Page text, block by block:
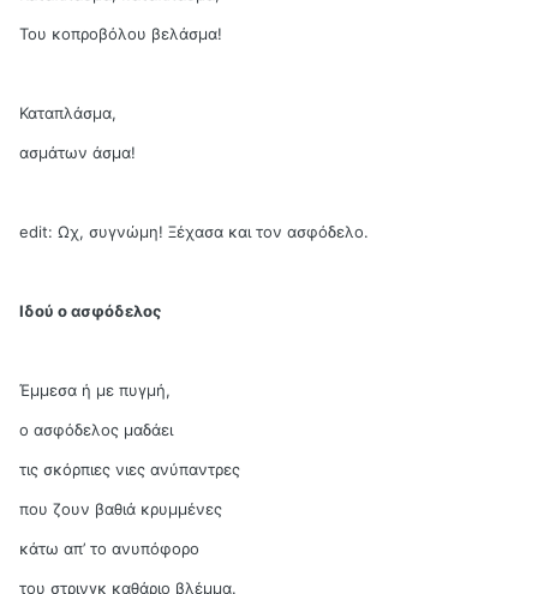
Του κοπροβόλου βελάσμα!
Καταπλάσμα,
ασμάτων άσμα!
edit: Ωχ, συγνώμη! Ξέχασα και τον ασφόδελο.
Ιδού ο ασφόδελος
Έμμεσα ή με πυγμή,
ο ασφόδελος μαδάει
τις σκόρπιες νιες ανύπαντρες
που ζουν βαθιά κρυμμένες
κάτω απ’ το ανυπόφορο
του στρινγκ καθάριο βλέμμα.